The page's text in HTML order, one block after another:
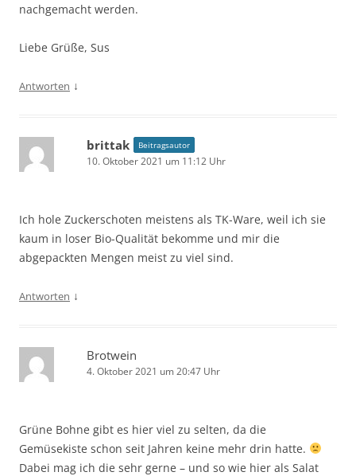
nachgemacht werden.
Liebe Grüße, Sus
Antworten ↓
brittak Beitragsautor
10. Oktober 2021 um 11:12 Uhr
Ich hole Zuckerschoten meistens als TK-Ware, weil ich sie
kaum in loser Bio-Qualität bekomme und mir die
abgepackten Mengen meist zu viel sind.
Antworten ↓
Brotwein
4. Oktober 2021 um 20:47 Uhr
Grüne Bohne gibt es hier viel zu selten, da die
Gemüsekiste schon seit Jahren keine mehr drin hatte.
Dabei mag ich die sehr gerne – und so wie hier als Salat